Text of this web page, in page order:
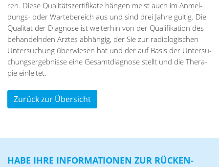
ren. Die­se Qua­li­täts­zer­ti­fi­ka­te hän­gen meist auch im An­mel­
dungs- oder War­te­be­reich aus und sind drei Jah­re gül­tig. Die
Qua­li­tät der Dia­gno­se ist wei­ter­hin von der Qua­li­fi­ka­ti­on des
be­han­deln­den Arz­tes ab­hän­gig, der Sie zur ra­dio­lo­gi­schen
Un­ter­su­chung über­wie­sen hat und der auf Ba­sis der Un­ter­su­
chungs­er­geb­nis­se eine Ge­samt­dia­gno­se stellt und die The­ra­
pie ein­lei­tet.
Zurück zur Übersicht
HABE IHRE IN­FOR­MA­TIO­NEN ZUR RÜ­CKEN­